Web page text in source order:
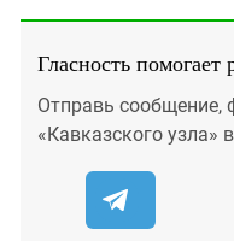
Гласность
Отправь сообщение,
«Кавказского узла»